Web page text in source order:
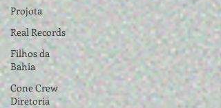
Projota
Real Records
Filhos da
Bahia
Cone Crew
Diretoria